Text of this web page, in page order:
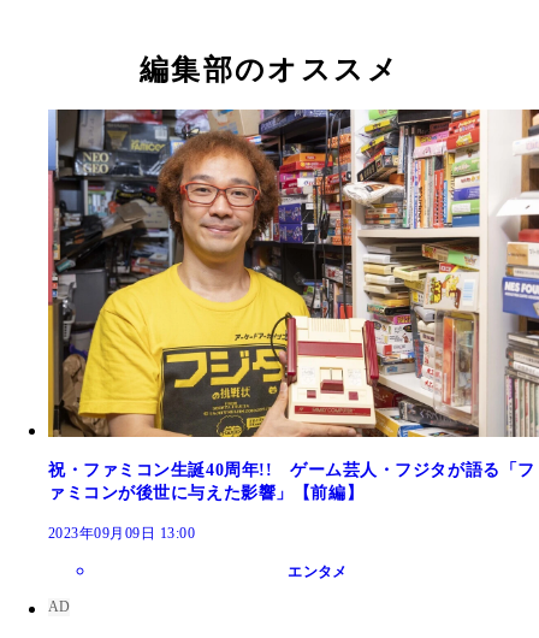
編集部のオススメ
祝・ファミコン生誕40周年!! ゲーム芸人・フジタが語る「フ
ァミコンが後世に与えた影響」【前編】
2023年09月09日 13:00
エンタメ